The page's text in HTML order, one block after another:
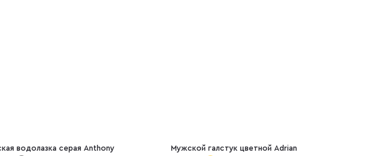
водолазка серая Anthony
Мужской галстук цветной Adrian